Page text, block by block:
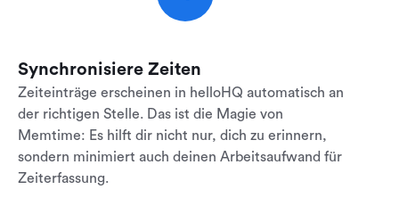
Synchronisiere Zeiten
Zeiteinträge erscheinen in helloHQ automatisch an
der richtigen Stelle. Das ist die Magie von
Memtime: Es hilft dir nicht nur, dich zu erinnern,
sondern minimiert auch deinen Arbeitsaufwand für
Zeiterfassung.